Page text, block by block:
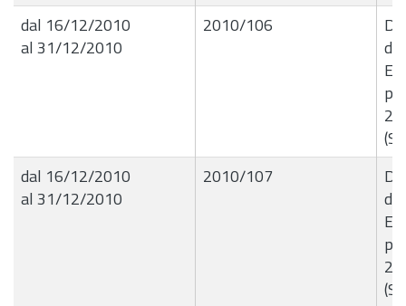
dal 16/12/2010
al 31/12/2010
2010/106
dal 16/12/2010
al 31/12/2010
2010/107